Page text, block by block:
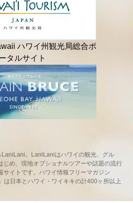
。LaniLaniはハワイの観光、グル
じめ、現地オプショナルツアーや話題の流行
サイトです。ハワイ情報フリーマガジン
は日本とハワイ・ワイキキの計400ヶ所以上